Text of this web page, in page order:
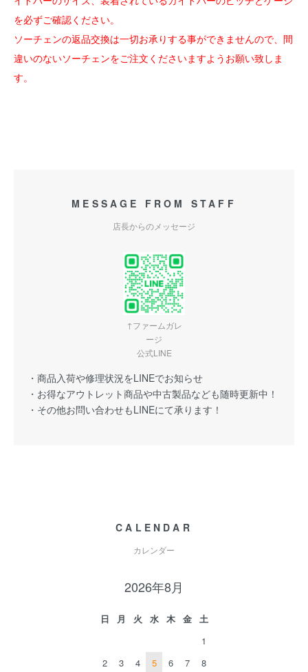
を必ずご確認ください。
ソーチェンの返品交換は一切お承りする事ができませんので、間
違いのないソーチェンをご注文くださいますようお願い致しま
す。
MESSAGE FROM STAFF
店長からのメッセージ
↑ファームガレ
ージ
公式LINE
・商品入荷や修理状況をLINEでお知らせ
・お得なアウトレット商品や中古製品なども随時更新中！
・その他お問い合わせもLINEにて承ります！
CALENDAR
カレンダー
2026年8月
日 月 火 水 木 金
土
1
2
3 4 5 6 7
8